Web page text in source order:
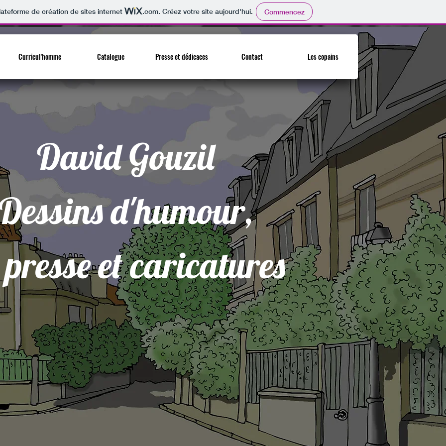
de création de sites internet .com. Créez votre site aujourd'hui. Commencez
Curricul'homme Catalogue Presse et dédicaces Contact Les copains
David Gouzil
d'humour,
et caricatures